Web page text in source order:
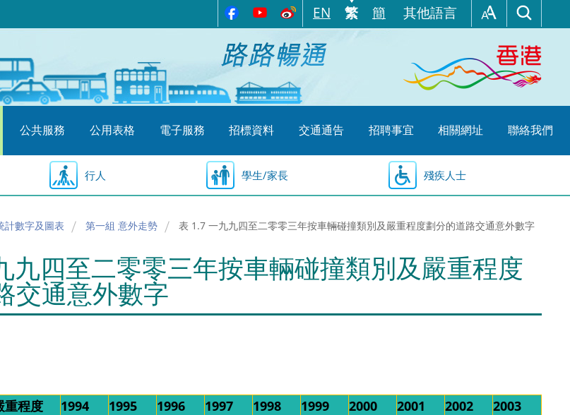
EN 繁 簡 其他語言
公共服務 公用表格 電子服務 招標資料 交通通告 招聘事宜 相關網址 聯絡我們
行人 學生/家長 殘疾人士
計數字及圖表 第一組 意外走勢 表 1.7 一九九四至二零零三年按車輛碰撞類別及嚴重程度劃分的道路交通意外數字
九四至二零零三年按車輛碰撞類別及嚴重程度
交通意外數字
重程度 1994 1995 1996 1997 1998 1999 2000 2001 2002 2003